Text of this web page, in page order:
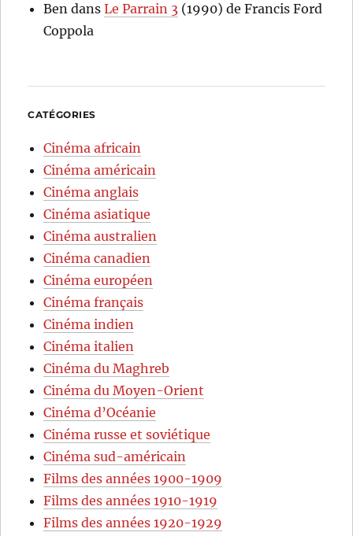
Ben dansLe Parrain 3 (1990) de Francis Ford
Coppola
CATÉGORIES
Cinéma africain
Cinéma américain
Cinéma anglais
Cinéma asiatique
Cinéma australien
Cinéma canadien
Cinéma européen
Cinéma français
Cinéma indien
Cinéma italien
Cinéma du Maghreb
Cinéma du Moyen-Orient
Cinéma d’Océanie
Cinéma russe et soviétique
Cinéma sud-américain
Films des années 1900-1909
Films des années 1910-1919
Films des années 1920-1929